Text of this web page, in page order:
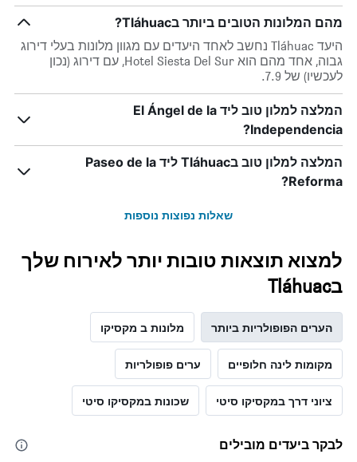
המציגים
את
ימי
השבוע.
התרשים
כולל
ציר
Y
המציג
את
מחיר
הממוצע
מהם המלונות הטובים ביותר בTláhuac?
היעד Tláhuac נחשב לאחד היעדים עם מגוון מלונות בעלי דירוג
גבוה, אחד מהם הוא Hotel Siesta Del Sur, עם דירוג (נכון
לעכשיו) של 7.9.
המלצה למלון טוב ליד El Ángel de la
Independencia?
המלצה למלון טוב בTláhuac ליד Paseo de la
Reforma?
שאלות נפוצות נוספות
למצוא תוצאות טובות יותר לאירוח שלך
בTláhuac
הערים הפופולריות ביותר מלונות ב מקסיקו
מקומות לינה חלופיים ערים פופולריות
ציוני דרך במקסיקו סיטי שכונות במקסיקו סיטי
לבקר ביעדים מובילים